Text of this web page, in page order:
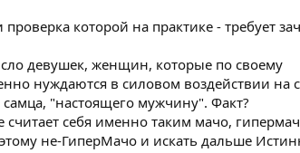
проверка которой на практике - требует
девушек, женщин, которые по своему
нуждаются в силовом воздействии на
"настоящего мужчину". Факт?
считает себя именно таким мачо,
не-ГиперМачо и искать дальше